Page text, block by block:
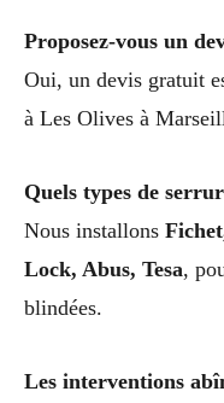
Proposez-vous un
Oui, un devis gratuit
à Les Olives à
Quels types de
Nous installons
Lock, Abus, Tesa,
blindées.
Les interventions